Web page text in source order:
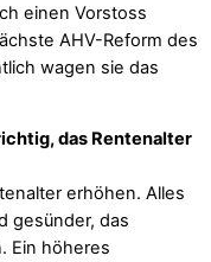
einen Vorstoss
AHV-Reform des
wagen sie das
das Rentenalter
erhöhen. Alles
gesünder, das
Ein höheres